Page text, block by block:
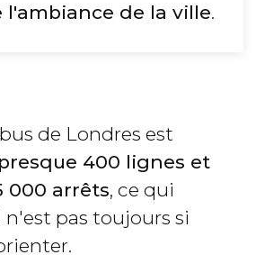
de la ville.
de Londres est
presque 400 lignes et
000 arrêts, ce qui
pas toujours si